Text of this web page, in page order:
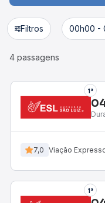
Filtros 00h00 -
4 passagens
1°
7,0 Viação
1°